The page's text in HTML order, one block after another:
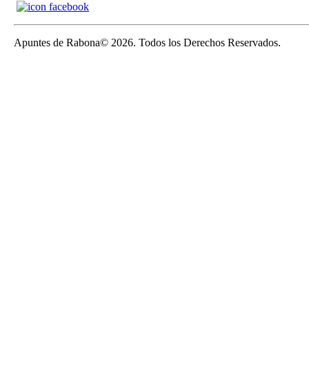
Apuntes de Rabona© 2026. Todos los Derechos Reservados.